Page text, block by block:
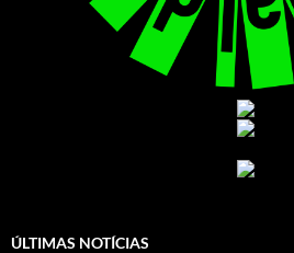
ÚLTIMAS NOTÍCIAS